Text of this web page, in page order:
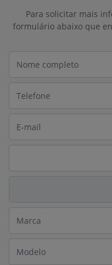
Para solicitar mais
formulário abaixo que